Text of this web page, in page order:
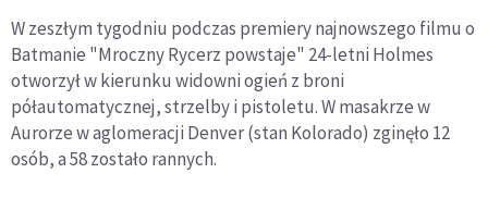
W zeszłym tygodniu podczas premiery najnowszego filmu o
Batmanie "Mroczny Rycerz powstaje" 24-letni Holmes
otworzył w kierunku widowni ogień z broni
półautomatycznej, strzelby i pistoletu. W masakrze w
Aurorze w aglomeracji Denver (stan Kolorado) zginęło 12
osób, a 58 zostało rannych.